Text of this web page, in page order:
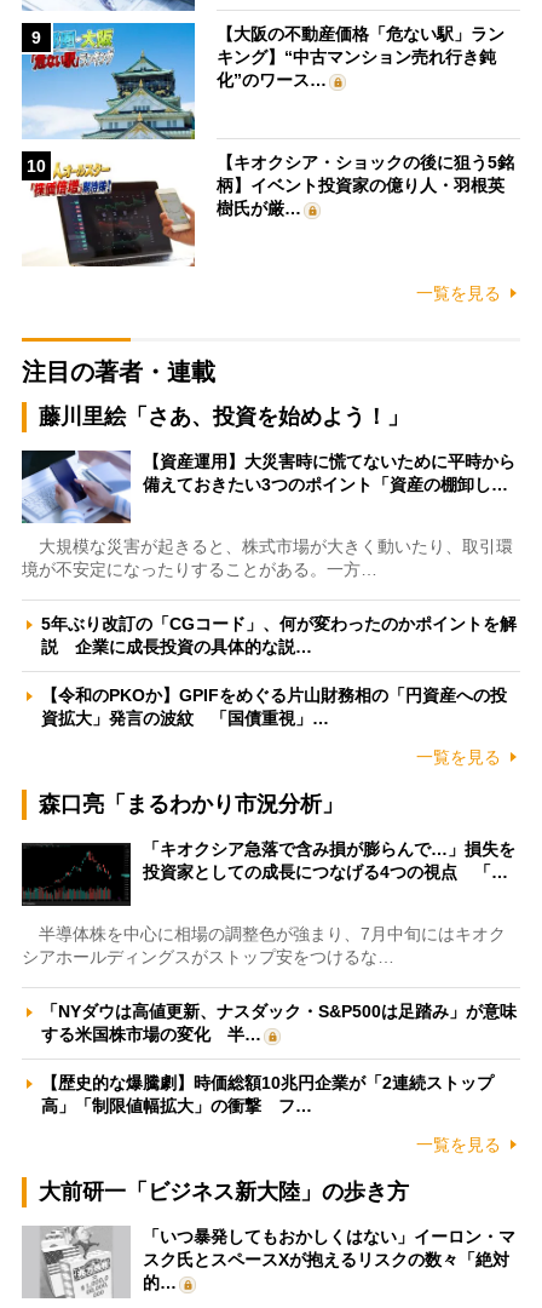
9
【大阪の不動産価格「危ない駅」ラン
キング】“中古マンション売れ行き鈍
化”のワース…
10
【キオクシア・ショックの後に狙う5銘
柄】イベント投資家の億り人・羽根英
樹氏が厳…
一覧を見る
注目の著者・連載
藤川里絵「さあ、投資を始めよう！」
【資産運用】大災害時に慌てないために平時から
備えておきたい3つのポイント「資産の棚卸し…
大規模な災害が起きると、株式市場が大きく動いたり、取引環
境が不安定になったりすることがある。一方…
5年ぶり改訂の「CGコード」、何が変わったのかポイントを解
説 企業に成長投資の具体的な説…
【令和のPKOか】GPIFをめぐる片山財務相の「円資産への投
資拡大」発言の波紋 「国債重視」…
一覧を見る
森口亮「まるわかり市況分析」
「キオクシア急落で含み損が膨らんで…」損失を
投資家としての成長につなげる4つの視点 「…
半導体株を中心に相場の調整色が強まり、7月中旬にはキオク
シアホールディングスがストップ安をつけるな…
「NYダウは高値更新、ナスダック・S&P500は足踏み」が意味
する米国株市場の変化 半…
【歴史的な爆騰劇】時価総額10兆円企業が「2連続ストップ
高」「制限値幅拡大」の衝撃 フ…
一覧を見る
大前研一「ビジネス新大陸」の歩き方
「いつ暴発してもおかしくはない」イーロン・マ
スク氏とスペースXが抱えるリスクの数々「絶対
的…